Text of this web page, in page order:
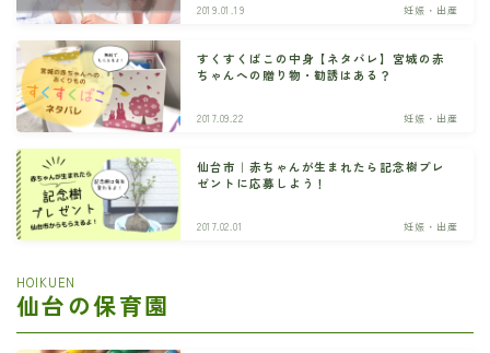
2019.01.19 妊娠・出産
すくすくばこの中身【ネタバレ】宮城の赤
ちゃんへの贈り物・勧誘はある？
2017.09.22 妊娠・出産
仙台市｜赤ちゃんが生まれたら記念樹プレ
ゼントに応募しよう！
2017.02.01 妊娠・出産
HOIKUEN
仙台の保育園